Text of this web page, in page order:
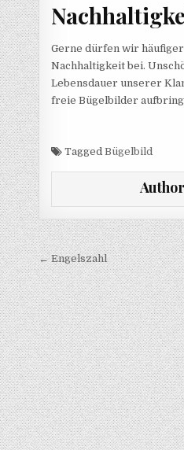
Gerne dürfen wir
Nachhaltigkeit bei.
Lebensdauer unserer
freie Bügelbilder
TaggedBügelbild
← Engelszahl